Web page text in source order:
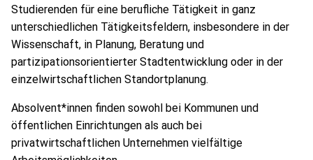
Studierenden für eine berufliche Tätigkeit in ganz
unterschiedlichen Tätigkeitsfeldern, insbesondere in der
Wissenschaft, in Planung, Beratung und
partizipationsorientierter Stadtentwicklung oder in der
einzelwirtschaftlichen Standortplanung.
Absolvent*innen finden sowohl bei Kommunen und
öffentlichen Einrichtungen als auch bei
privatwirtschaftlichen Unternehmen vielfältige